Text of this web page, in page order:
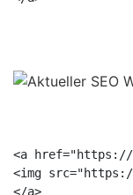
<a href="https://
<img